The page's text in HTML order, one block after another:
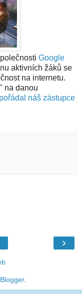
Google
aktivních žáků se
na internetu.
na danou
náš zástupce
›
Blogger.